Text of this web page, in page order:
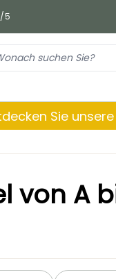
5
Sie
von A